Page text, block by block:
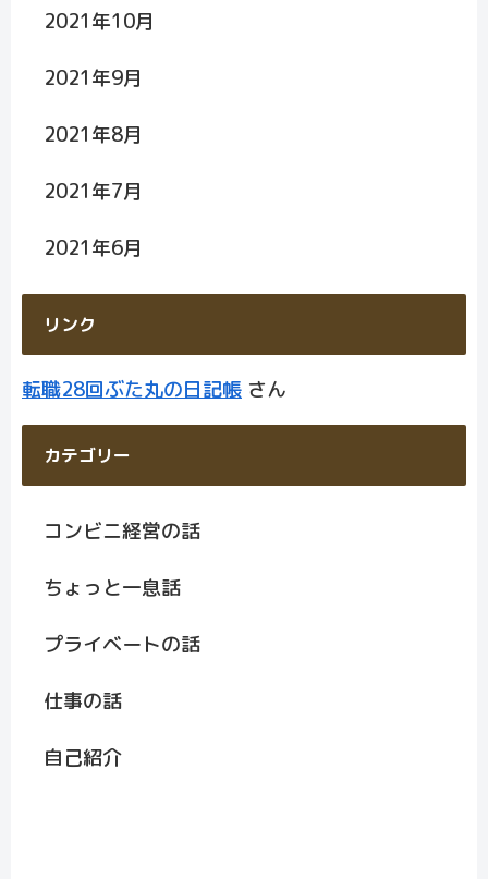
2021年10月
2021年9月
2021年8月
2021年7月
2021年6月
リンク
転職28回ぶた丸の日記帳 さん
カテゴリー
コンビニ経営の話
ちょっと一息話
プライベートの話
仕事の話
自己紹介